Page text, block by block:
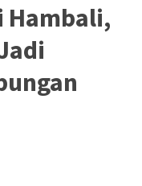
Hambali,